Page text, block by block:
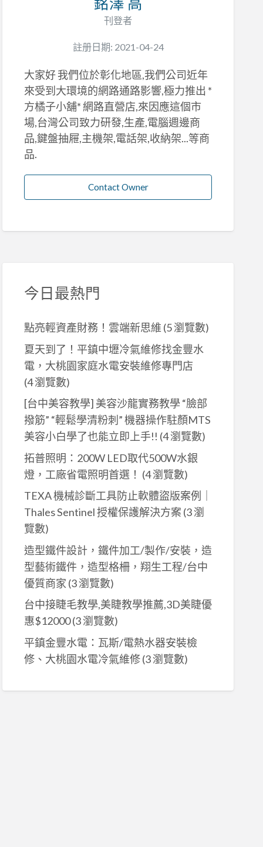
刊登者
註册日期: 2021-04-24
大家好 我們位於彰化地區,我們公司近年
來受到大環境的網路通路影響,極力推出 *
方橘子小舖* 網路直營店,來因應這個市
場,台灣公司致力研發,生產,電腦週邊商
品,鍵盤抽屜,主機架,電話架,收納架...等商
品.
Contact Owner
今日最熱門
點亮輕資產財務！雲端新思維 (5 瀏覽數)
夏天到了！平鎮中壢冷氣維修找金豐水
電，大桃園家庭水電安裝維修專門店
(4 瀏覽數)
[台中美容教學] 美容沙龍實務教學 “臉部
撥筋” “輕鬆學清粉刺” 機器操作駐顏MTS
美容小白學了也能立即上手!! (4 瀏覽數)
拓普照明：200W LED取代500W水銀
燈，工廠省電照明首選！ (4 瀏覽數)
TEXA 機械診斷工具防止軟體盜版案例｜
Thales Sentinel 授權保護解決方案 (3 瀏
覽數)
造型鐵件設計，鐵件加工/製作/安裝，造
型藝術鐵件，造型格柵，翔生工程/台中
優質商家 (3 瀏覽數)
台中接睫毛教學,美睫教學推薦,3D美睫優
惠$12000(3 瀏覽數)
平鎮金豐水電：瓦斯/電熱水器安裝檢
修、大桃園水電冷氣維修(3 瀏覽數)